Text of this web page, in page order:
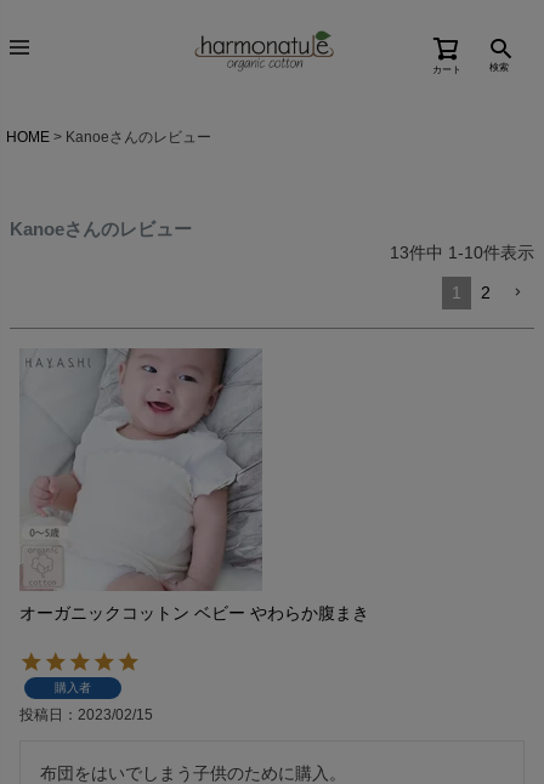
カート 検索
HOME Kanoeさんのレビュー
Kanoeさんのレビュー
13件中 1-10件表示
1 2
オーガニックコットン ベビー やわらか腹まき
購入者
投稿日 2023/02/15
布団をはいでしまう子供のために購入。